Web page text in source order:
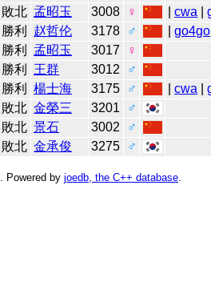
敗北 孟昭玉 3008 ♀ |cwa |
勝利 赵哲伦 3178 ♂ |go4go
勝利 孟昭玉 3017
♀
勝利 王群 3012
♂
勝利 楊士海 3175 ♂ |cwa |
敗北 金榮三 3201
♂
敗北 景石 3002
♂
敗北 金承俊 3275 ♂
. Powered by joedb, the C++ database